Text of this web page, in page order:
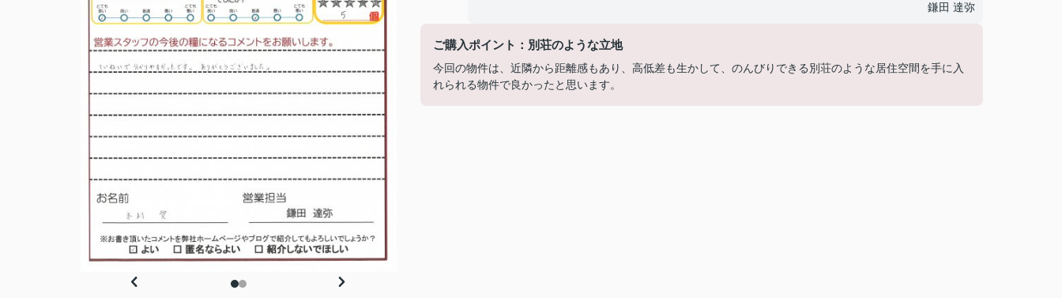
鎌田 達弥
ご購入ポイント：別荘のような立地
今回の物件は、近隣から距離感もあり、高低差も生かして、のんびりできる別荘のような居住空間を手に入
れられる物件で良かったと思います。